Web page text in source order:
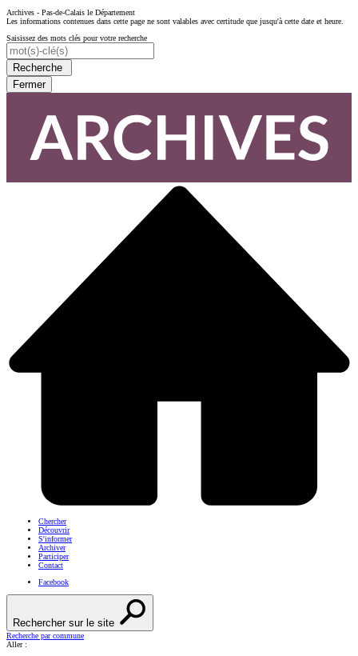
Archives - Pas-de-Calais le Département
Les informations contenues dans cette page ne sont valables avec certitude que jusqu'à cette date et heure.
Saisissez des mots clés pour votre recherche
Recherche
Fermer
Chercher
Découvrir
S'informer
Archiver
Participer
Contact
Facebook
Rechercher sur le site
Recherche par commune
Aller :